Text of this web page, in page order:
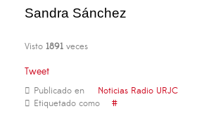
Sandra Sánchez
Visto 1891 veces
Tweet
Publicado en
Noticias Radio URJC
Etiquetado como